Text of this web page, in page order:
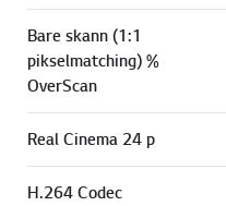
Bare skann (1:1
pikselmatching) %
OverScan
Real Cinema 24 p
H.264 Codec